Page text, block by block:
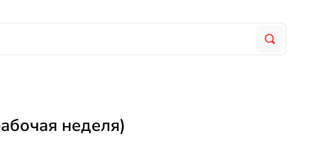
неделя)